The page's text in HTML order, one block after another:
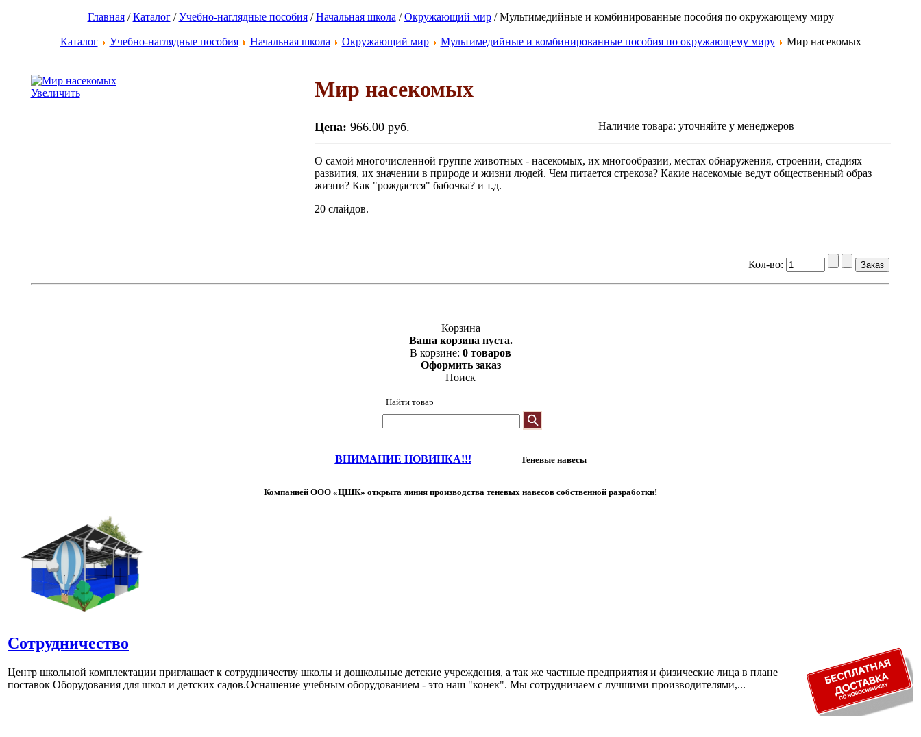
Главная/Каталог/Учебно-наглядные пособия/Начальная школа /Окружающий мир/ Мультимедийные и комбинированные пособия по окружающему миру
Каталог Учебно-наглядные пособия Начальная школа Окружающий мир Мультимедийные и комбинированные пособия по окружающему миру Мир насекомых
Увеличить Мир насекомых
Цена: 966.00 руб. Наличие товара: уточняйте у менеджеров
О самой многочисленной группе животных - насекомых, их многообразии, местах обнаружения, строении, стадиях
развития, их значении в природе и жизни людей. Чем питается стрекоза? Какие насекомые ведут общественный образ
жизни? Как "рождается" бабочка? и т.д.
20 слайдов.
Кол-во:
Корзина
Ваша корзина пуста.
В корзине: 0 товаров
Оформить заказ
Поиск
Найти товар
ВНИМАНИЕ НОВИНКА!!! Теневые навесы
Компанией ООО «ЦШК» открыта линия производства теневых навесов собственной разработки!
Сотрудничество
Центр школьной комплектации приглашает к сотрудничеству школы и дошкольные детские учреждения, а так же частные предприятия и физические лица в плане
поставок Оборудования для школ и детских садов.Оснашение учебным оборудованием - это наш "конек". Мы сотрудничаем с лучшими производителями,...